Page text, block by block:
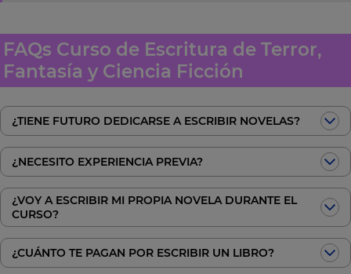
FAQs Curso de Escritura de Terror,
Fantasía y Ciencia Ficción
¿TIENE FUTURO DEDICARSE A ESCRIBIR NOVELAS?
¿NECESITO EXPERIENCIA PREVIA?
¿VOY A ESCRIBIR MI PROPIA NOVELA DURANTE EL
CURSO?
¿CUÁNTO TE PAGAN POR ESCRIBIR UN LIBRO?